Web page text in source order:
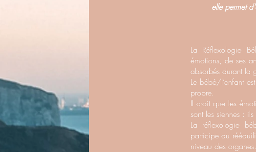
elle permet
La Réflexologie
émotions, de ses
absorbés durant la
Le bébé/l’enfant
propre.
Il croit que les
sont les siennes :
La réflexologie
participe au
niveau des organes.